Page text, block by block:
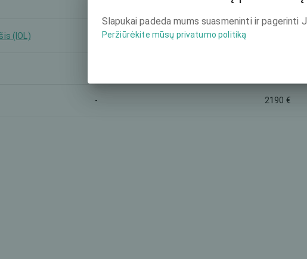
2190 €
(IOL)
- 2190 €
Slapukai padeda mums suasmeninti ir pagerinti
Peržiūrėkite mūsų privatumo politiką